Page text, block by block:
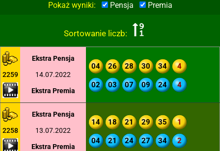
Pokaż wyniki: Pensja Premia
Sortowanie liczb:
2259
Ekstra Pensja
14.07.2022
Ekstra Premia
04 26 28 30 34 4
02 03 07 09 24 4
2258
Ekstra Pensja
13.07.2022
Ekstra Premia
14 18 21 29 35 1
04 21 24 27 34 2